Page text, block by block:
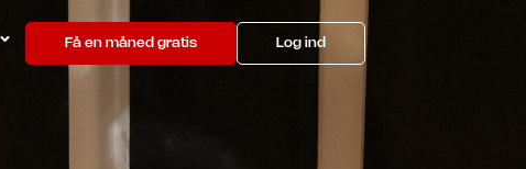
Få en måned gratis Log ind